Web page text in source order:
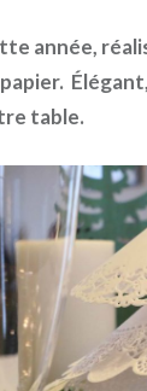
année,
table.